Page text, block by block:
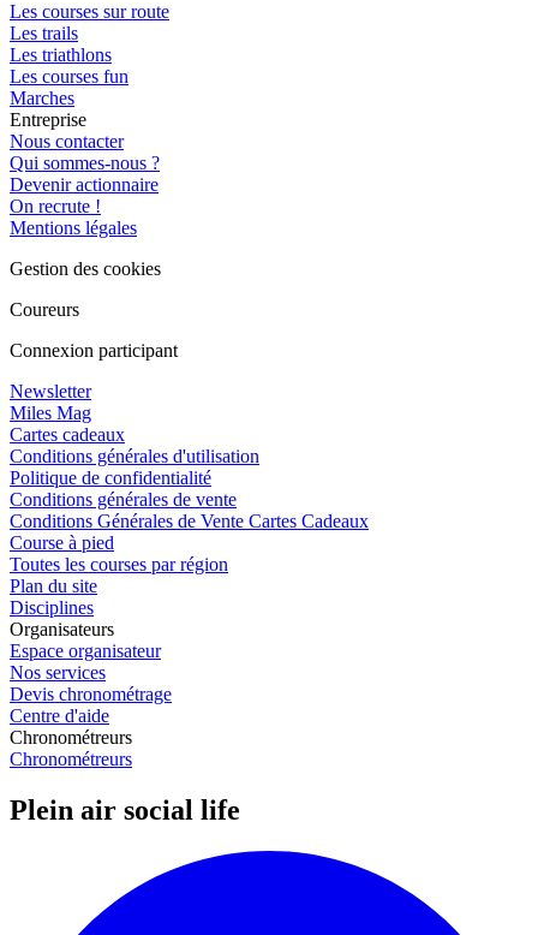
Les courses sur route
Les trails
Les triathlons
Les courses fun
Marches
Entreprise
Nous contacter
Qui sommes-nous ?
Devenir actionnaire
On recrute !
Mentions légales
Gestion des cookies
Coureurs
Connexion participant
Newsletter
Miles Mag
Cartes cadeaux
Conditions générales d'utilisation
Politique de confidentialité
Conditions générales de vente
Conditions Générales de Vente Cartes Cadeaux
Course à pied
Toutes les courses par région
Plan du site
Disciplines
Organisateurs
Espace organisateur
Nos services
Devis chronométrage
Centre d'aide
Chronométreurs
Chronométreurs
Plein air social life